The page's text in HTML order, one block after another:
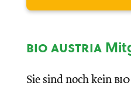
bio austria
Sie sind noch kein